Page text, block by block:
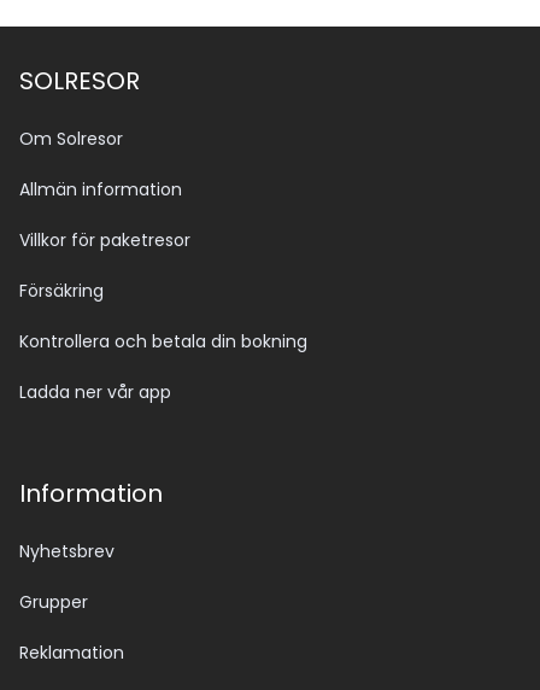
SOLRESOR
Om Solresor
Allmän information
Villkor för paketresor
Försäkring
Kontrollera och betala din bokning
Ladda ner vår app
Information
Nyhetsbrev
Grupper
Reklamation